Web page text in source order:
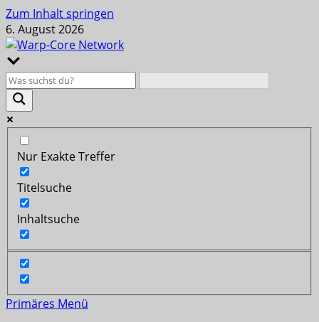
Zum Inhalt springen
6. August 2026
Nur Exakte Treffer
Titelsuche
Inhaltsuche
Primäres Menü